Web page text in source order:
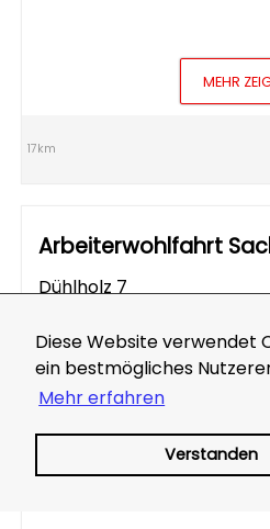
Diese Website verwendet
ein bestmögliches
Mehr erfahren
Verstanden
MEHR
17km
Arbeiterwohlfahrt
Dühlholz 7
Telefon:0 57 25 / 52 85